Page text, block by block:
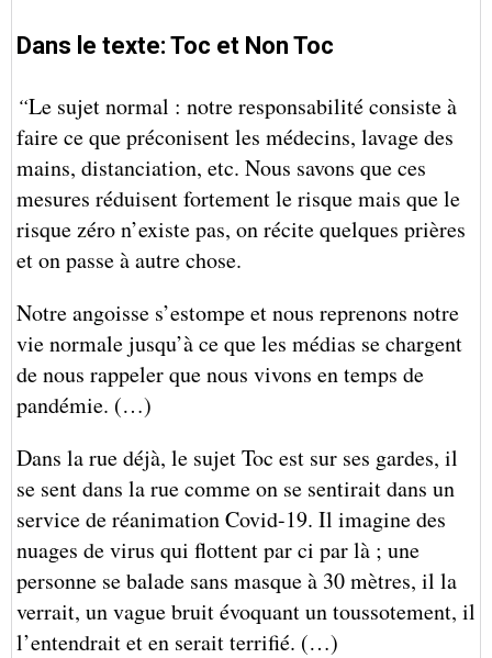
Dans le texte: Toc et Non Toc
“Le sujet normal : notre responsabilité consiste à
faire ce que préconisent les médecins, lavage des
mains, distanciation, etc. Nous savons que ces
mesures réduisent fortement le risque mais que le
risque zéro n’existe pas, on récite quelques prières
et on passe à autre chose.
Notre angoisse s’estompe et nous reprenons notre
vie normale jusqu’à ce que les médias se chargent
de nous rappeler que nous vivons en temps de
pandémie. (…)
Dans la rue déjà, le sujet Toc est sur ses gardes, il
se sent dans la rue comme on se sentirait dans un
service de réanimation Covid-19. Il imagine des
nuages de virus qui flottent par ci par là ; une
personne se balade sans masque à 30 mètres, il la
verrait, un vague bruit évoquant un toussotement, il
l’entendrait et en serait terrifié. (…)